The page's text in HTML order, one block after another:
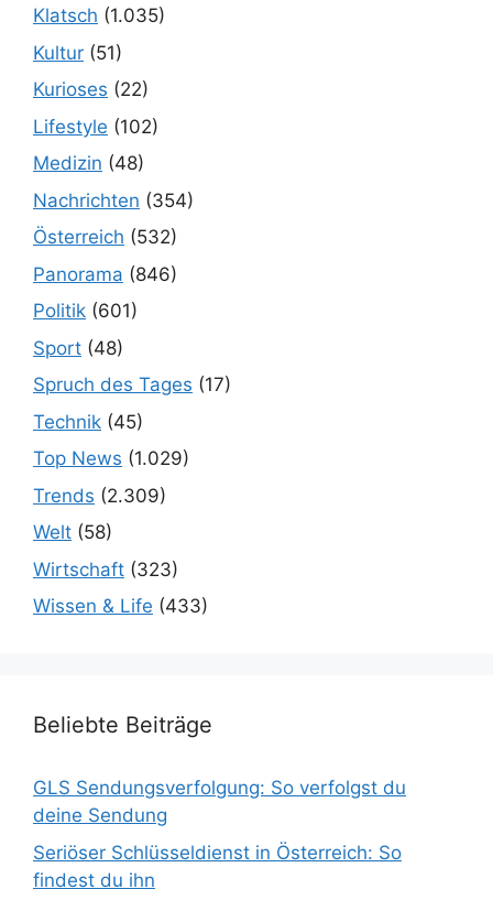
Klatsch (1.035)
Kultur (51)
Kurioses (22)
Lifestyle (102)
Medizin (48)
Nachrichten (354)
Österreich (532)
Panorama (846)
Politik (601)
Sport (48)
Spruch des Tages (17)
Technik (45)
Top News (1.029)
Trends (2.309)
Welt (58)
Wirtschaft (323)
Wissen & Life (433)
Beliebte Beiträge
GLS Sendungsverfolgung: So verfolgst du
deine Sendung
Seriöser Schlüsseldienst in Österreich: So
findest du ihn